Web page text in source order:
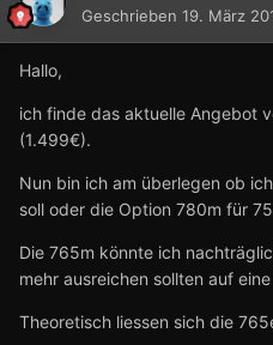
Geschrieben 19. März
Hallo,
ich finde das aktuelle Angebot
(1.499€).
Nun bin ich am überlegen ob
soll oder die Option 780m für
Die 765m könnte ich
mehr ausreichen sollten auf
Theoretisch liessen sich die